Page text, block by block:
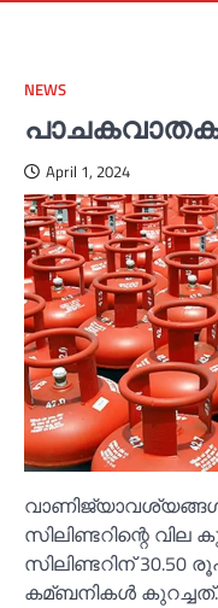
NEWS
April 1, 2024
സിലിണ്ടറിന്റെ
സിലിണ്ടറിന്
കമ്ബനികള്‍ കുറച്ചത്.